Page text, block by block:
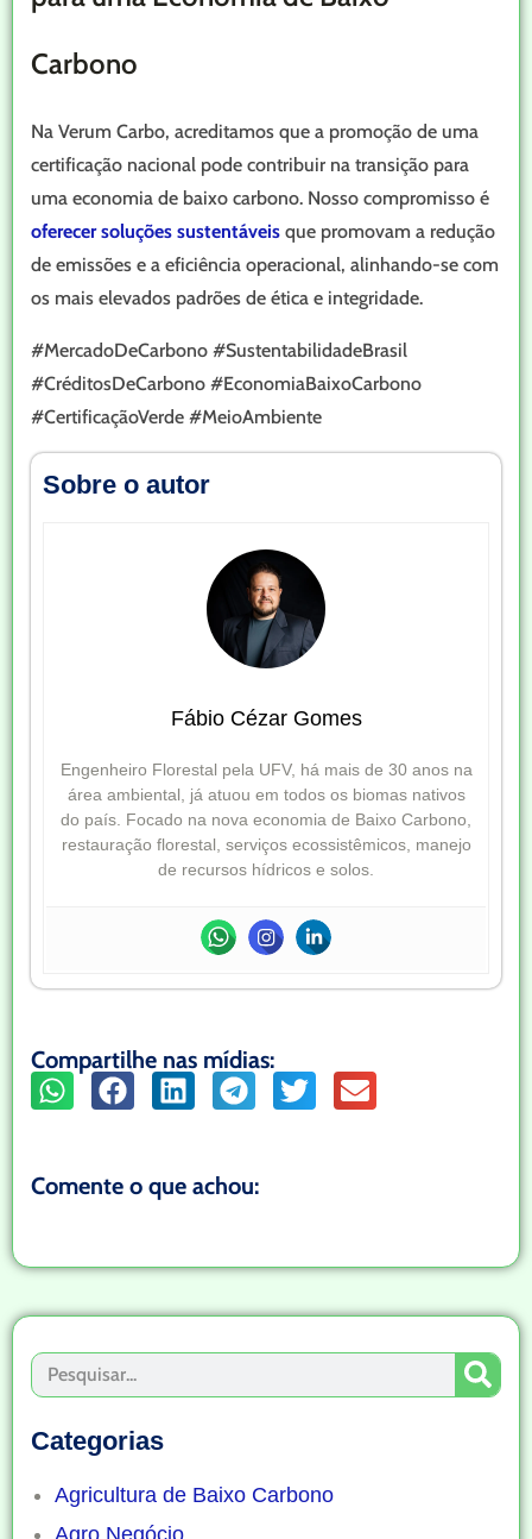
Carbono
Na Verum Carbo, acreditamos que a promoção de uma
certificação nacional pode contribuir na transição para
uma economia de baixo carbono. Nosso compromisso é
oferecer soluções sustentáveis que promovam a redução
de emissões e a eficiência operacional, alinhando-se com
os mais elevados padrões de ética e integridade.
#MercadoDeCarbono #SustentabilidadeBrasil
#CréditosDeCarbono #EconomiaBaixoCarbono
#CertificaçãoVerde #MeioAmbiente
Sobre o autor
Fábio Cézar Gomes
Engenheiro Florestal pela UFV, há mais de 30 anos na
área ambiental, já atuou em todos os biomas nativos
do país. Focado na nova economia de Baixo Carbono,
restauração florestal, serviços ecossistêmicos, manejo
de recursos hídricos e solos.
Compartilhe nas mídias:
Comente o que achou:
Categorias
Agricultura de Baixo Carbono
Agro Negócio